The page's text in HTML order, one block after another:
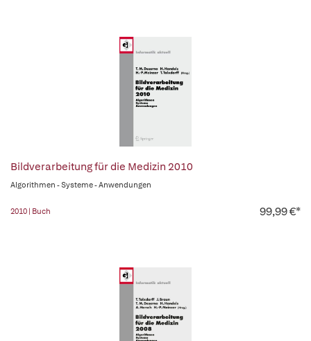
Bildverarbeitung für die Medizin 2010
Algorithmen - Systeme - Anwendungen
2010 | Buch 99,99 €*